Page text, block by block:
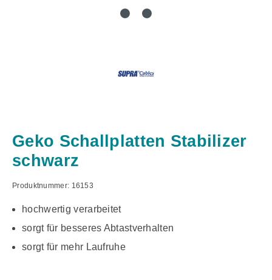
Geko Schallplatten Stabilizer
schwarz
Produktnummer: 16153
hochwertig verarbeitet
sorgt für besseres Abtastverhalten
sorgt für mehr Laufruhe